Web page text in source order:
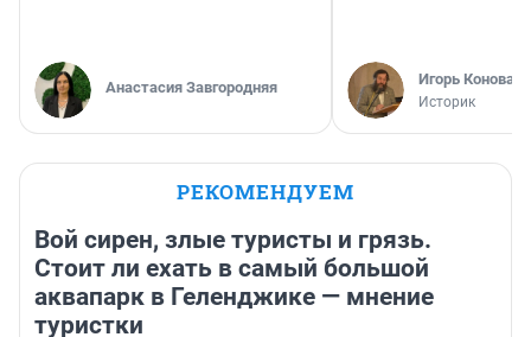
Анастасия Завгородняя Игорь
Историк
РЕКОМЕНДУЕМ
Вой сирен, злые туристы и грязь.
Стоит ли ехать в самый большой
аквапарк в Геленджике — мнение
туристки